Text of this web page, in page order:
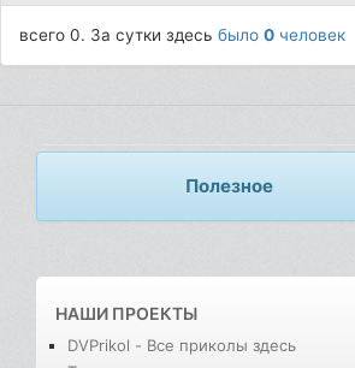
всего 0. За сутки здесьбыло0 человек
Полезное
НАШИ ПРОЕКТЫ
DVPrikol - Все приколы здесь